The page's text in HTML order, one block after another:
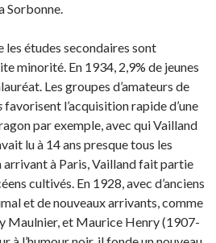
Sorbonne.
les études secondaires sont
minorité. En 1934, 2,9% de jeunes
Les groupes d’amateurs de
favorisent l’acquisition rapide d’une
par exemple, avec qui Vailland
lu à 14 ans presque tous les
arrivant à Paris, Vailland fait partie
cultivés. En 1928, avec d’anciens
et de nouveaux arrivants, comme
Maulnier, et Maurice Henry (1907-